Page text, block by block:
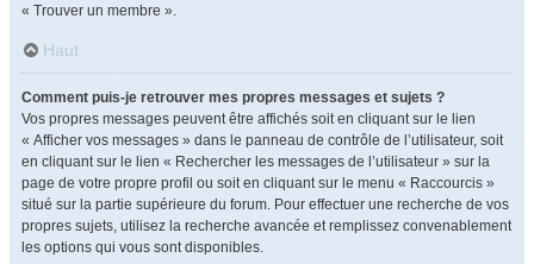
« Trouver un membre ».
Haut
Comment puis-je retrouver mes propres messages et sujets ?
Vos propres messages peuvent être affichés soit en cliquant sur le lien
« Afficher vos messages » dans le panneau de contrôle de l’utilisateur, soit
en cliquant sur le lien « Rechercher les messages de l’utilisateur » sur la
page de votre propre profil ou soit en cliquant sur le menu « Raccourcis »
situé sur la partie supérieure du forum. Pour effectuer une recherche de vos
propres sujets, utilisez la recherche avancée et remplissez convenablement
les options qui vous sont disponibles.